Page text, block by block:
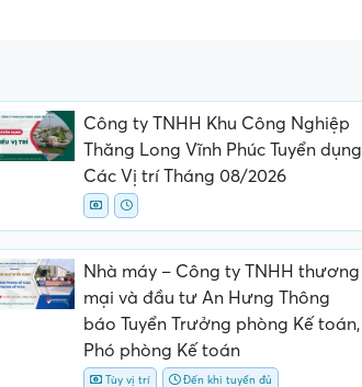
Công ty TNHH Khu Công Nghiệp
Thăng Long Vĩnh Phúc Tuyển dụng
Các Vị trí Tháng 08/2026
Nhà máy – Công ty TNHH thương
mại và đầu tư An Hưng Thông
báo Tuyển Trưởng phòng Kế toán,
Phó phòng Kế toán
Tùy vị trí Đến khi tuyển đủ